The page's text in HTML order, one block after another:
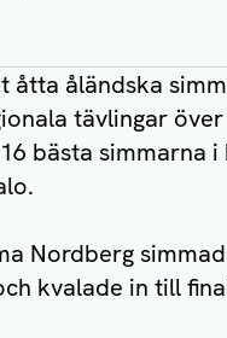
åtta åländska
tävlingar
bästa simmarna
Nordberg
kvalade in till